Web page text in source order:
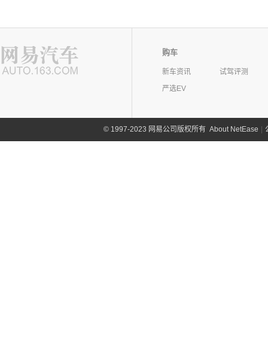
购车
新车资讯
试驾评测
严选EV
©1997-2023 网易公司版权所有 About NetEase